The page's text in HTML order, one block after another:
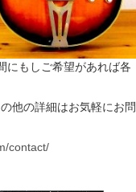
にもしご希望があれば各
他の詳細はお気軽にお問
contact/